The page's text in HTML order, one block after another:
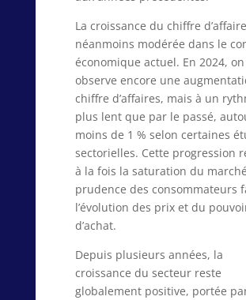
La croissance du chiffre
néanmoins modérée dans le
économique actuel. En 2024, on
observe encore une
chiffre d’affaires, mais à un
plus lent que par le passé,
moins de 1 % selon certaines
sectorielles. Cette progression
à la fois la saturation du
prudence des consommateurs
l’évolution des prix et du
d’achat.
Depuis plusieurs années, la
croissance du secteur reste
globalement positive, portée